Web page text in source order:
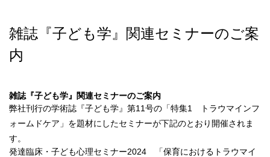
雑誌『子ども学』関連セミナーのご案
内
雑誌『子ども学』関連セミナーのご案内
弊社刊行の学術誌『子ども学』第11号の「特集1 トラウマインフ
ォームドケア」を題材にしたセミナーが下記のとおり開催されま
す。
発達臨床・子ども心理セミナー2024 「保育におけるトラウマイ